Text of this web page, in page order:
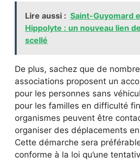
Lire aussi : Saint-Guyomard
Hippolyte : un nouveau lien
scellé
De plus, sachez que de
associations proposent un
pour les personnes sans
pour les familles en difficulté
organismes peuvent être
organiser des déplacements
Cette démarche sera
conforme à la loi qu’une